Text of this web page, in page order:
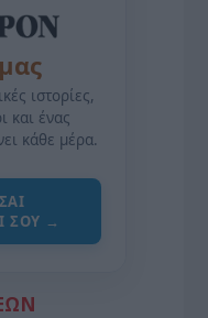
ιστορίες,
και ένας
κάθε μέρα.
ΣΟΥ →